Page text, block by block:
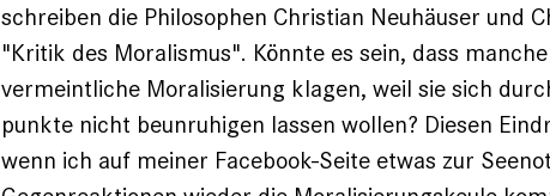
schreiben die Philosophen Christian Neuhäuser und
"Kritik des Moralismus". Könnte es sein, dass
vermeintliche ­Moralisierung klagen, weil sie sich
punkte nicht beunruhigen lassen ­wollen? ­Diesen
wenn ich auf meiner Facebook-­Seite etwas zur